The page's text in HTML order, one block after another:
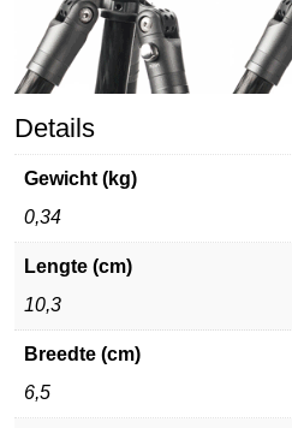
Details
Gewicht (kg)
0,34
Lengte (cm)
10,3
Breedte (cm)
6,5